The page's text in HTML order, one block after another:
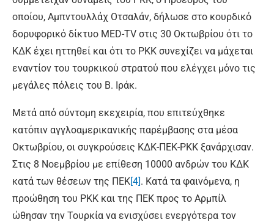
οποίου, Αμπντουλλάχ Οτσαλάν, δήλωσε στο κουρδικό
δορυφορικό δίκτυο MED-TV στις 30 Οκτωβρίου ότι το
ΚΔΚ έχει ηττηθεί και ότι το PKK συνεχίζει να μάχεται
εναντίον του τουρκικού στρατού που ελέγχει μόνο τις
μεγάλες πόλεις του Β. Ιράκ.
Μετά από σύντομη εκεχειρία, που επιτεύχθηκε
κατόπιν αγγλοαμερικανικής παρέμβασης στα μέσα
Οκτωβρίου, οι συγκρούσεις ΚΔΚ-ΠΕΚ-PKK ξανάρχισαν.
Στις 8 Νοεμβρίου με επίθεση 10000 ανδρών του ΚΔΚ
κατά των θέσεων της ΠΕΚ[4]. Κατά τα φαινόμενα, η
προώθηση του PKK και της ΠΕΚ προς το Αρμπίλ
ώθησαν την Τουρκία να ενισχύσει ενεργότερα τον